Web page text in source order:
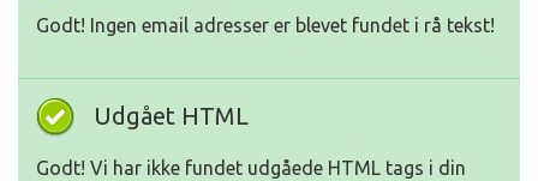
Godt! Ingen email adresser er blevet fundet i rå tekst!
Udgået HTML
Godt! Vi har ikke fundet udgåede HTML tags i din